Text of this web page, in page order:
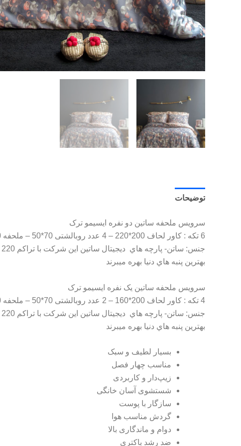
توضیحات
سرویس ملحفه ساتین دو نفره ایسیمو ترک
6 تکه : کاور لحاف 200*220 – 4 عدد روبالشتی 70*50 – ملحفه 260*240
بهترين پنبه هاي دنيا بهره ميبرند
سرویس ملحفه ساتین یک نفره ایسیمو ترک
4 تکه : کاور لحاف 200*160 – 2 عدد روبالشتی 70*50 – ملحفه 260*180
بهترين پنبه هاي دنيا بهره ميبرند
بسیار لطیف و سبک
مناسب چهار فصل
زیپ‌دار و کاربردی
شستشوی آسان خانگی
سازگار با پوست
گردش مناسب هوا
دوام و ماندگاری بالا
ضد رشد باکتری